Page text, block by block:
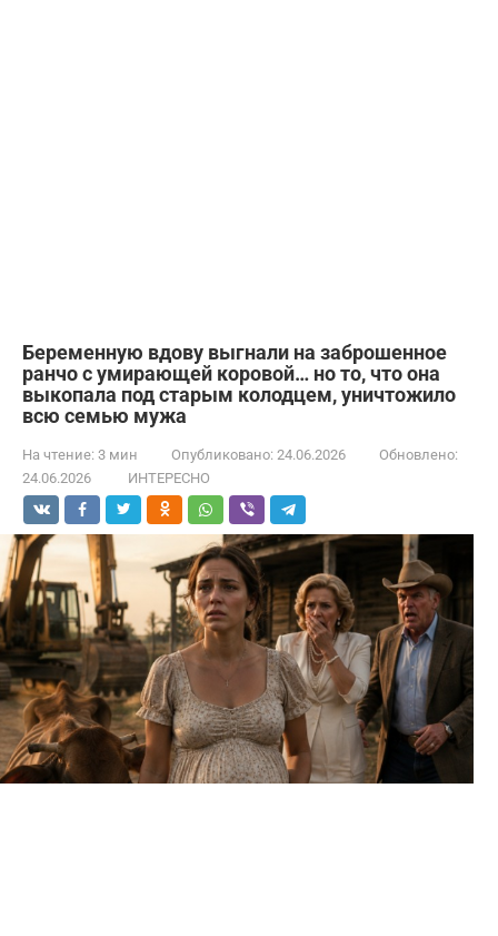
Беременную вдову выгнали на заброшенное
ранчо с умирающей коровой… но то, что она
выкопала под старым колодцем, уничтожило
всю семью мужа
На чтение: 3 мин Опубликовано: 24.06.2026
Обновлено:
24.06.2026
ИНТЕРЕСНО